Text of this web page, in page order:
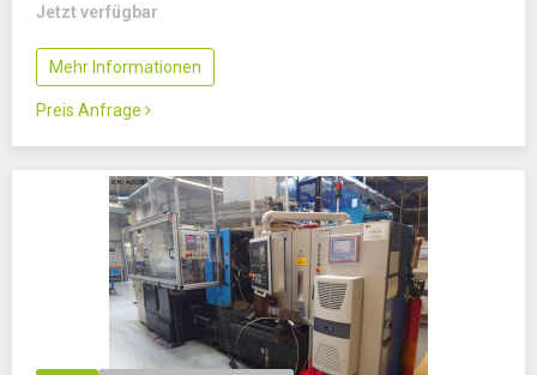
Jetzt verfügbar
Mehr Informationen
Preis Anfrage